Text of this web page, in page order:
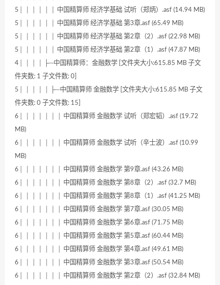
5│ │ │ │ │ │ 中国精算师 经济学基础 试听（郑炳）.asf (14.94 MB)
5│ │ │ │ │ │ 中国精算师 经济学基础 第3章.asf (65.49 MB)
5│ │ │ │ │ │ 中国精算师 经济学基础 第2章（2）.asf (22.98 MB)
5│ │ │ │ │ │ 中国精算师 经济学基础 第2章（1）.asf (47.87 MB)
4│ │ │ │ ├─中国精算师：金融数学 [文件夹大小:615.85 MB 子文
件夹数: 1 子文件数: 0]
5│ │ │ │ │ ├─中国精算师 金融数学 [文件夹大小:615.85 MB 子文
件夹数: 0 子文件数: 15]
6│ │ │ │ │ │ │ 中国精算师 金融数学 试听（郑宏韬）.asf (19.72
MB)
6│ │ │ │ │ │ │ 中国精算师 金融数学 试听（辛士波）.asf (10.99
MB)
6│ │ │ │ │ │ │ 中国精算师 金融数学 第9章.asf (43.26 MB)
6│ │ │ │ │ │ │ 中国精算师 金融数学 第8章（2）.asf (32.7 MB)
6│ │ │ │ │ │ │ 中国精算师 金融数学 第8章（1）.asf (41.25 MB)
6│ │ │ │ │ │ │ 中国精算师 金融数学 第7章.asf (30.05 MB)
6│ │ │ │ │ │ │ 中国精算师 金融数学 第6章.asf (71.75 MB)
6│ │ │ │ │ │ │ 中国精算师 金融数学 第5章.asf (60.44 MB)
6│ │ │ │ │ │ │ 中国精算师 金融数学 第4章.asf (49.61 MB)
6│ │ │ │ │ │ │ 中国精算师 金融数学 第3章.asf (50.54 MB)
6│ │ │ │ │ │ │ 中国精算师 金融数学 第2章（2）.asf (32.84 MB)